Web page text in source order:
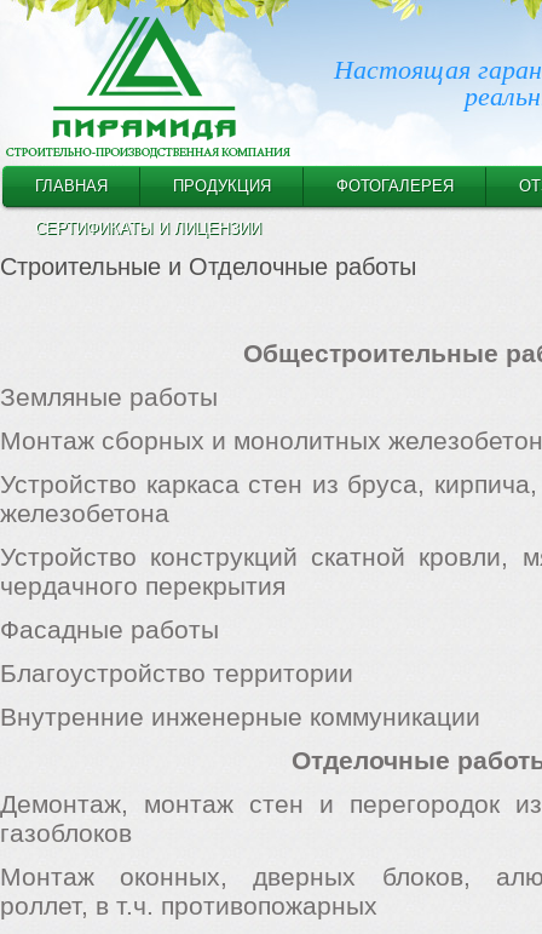
Настоящая
ГЛАВНАЯ ПРОДУКЦИЯ ФОТОГАЛЕРЕЯ
СЕРТИФИКАТЫ И ЛИЦЕНЗИИ
Строительные и Отделочные работы
Общестроительные
Земляные работы
Монтаж сборных и монолитных
Устройство каркаса стен из бруса,
железобетона
Устройство конструкций скатной кровли,
чердачного перекрытия
Фасадные работы
Благоустройство территории
Внутренние инженерные коммуникации
Отделочные
Демонтаж, монтаж стен и перегородок из
газоблоков
Монтаж оконных, дверных блоков,
роллет, в т.ч. противопожарных